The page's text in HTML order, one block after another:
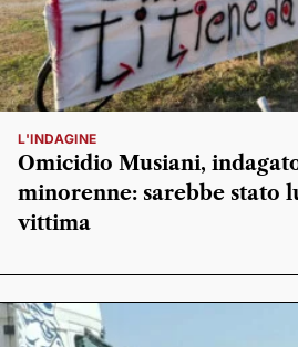
L'INDAGINE
Omicidio Musiani,
minorenne: sarebbe stato
vittima